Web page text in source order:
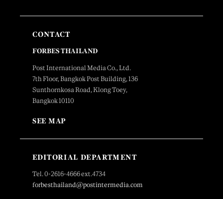
CONTACT
FORBES THAILAND
Post International Media Co., Ltd.
7th Floor, Bangkok Post Building, 136
Sunthornkosa Road, Klong Toey,
Bangkok 10110
SEE MAP
EDITORIAL DEPARTMENT
Tel. 0-2616-4666 ext.4734
forbesthailand@postintermedia.com